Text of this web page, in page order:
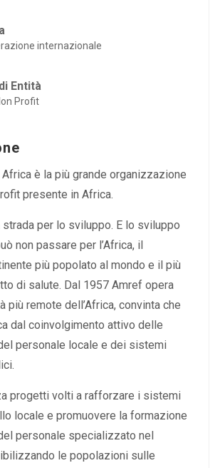
internazionale
Entità
Profit
è la più grande organizzazione
presente in Africa.
strada per lo sviluppo. E lo sviluppo
non passare per l’Africa, il
più popolato al mondo e il più
di salute. Dal 1957 Amref opera
più remote dell’Africa, convinta che
dal coinvolgimento attivo delle
personale locale e dei sistemi
progetti volti a rafforzare i sistemi
locale e promuovere la formazione
personale specializzato nel
le popolazioni sulle